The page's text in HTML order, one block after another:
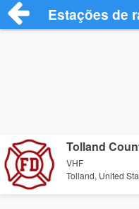
Estações de
Tolland
VHF
Tolland, United